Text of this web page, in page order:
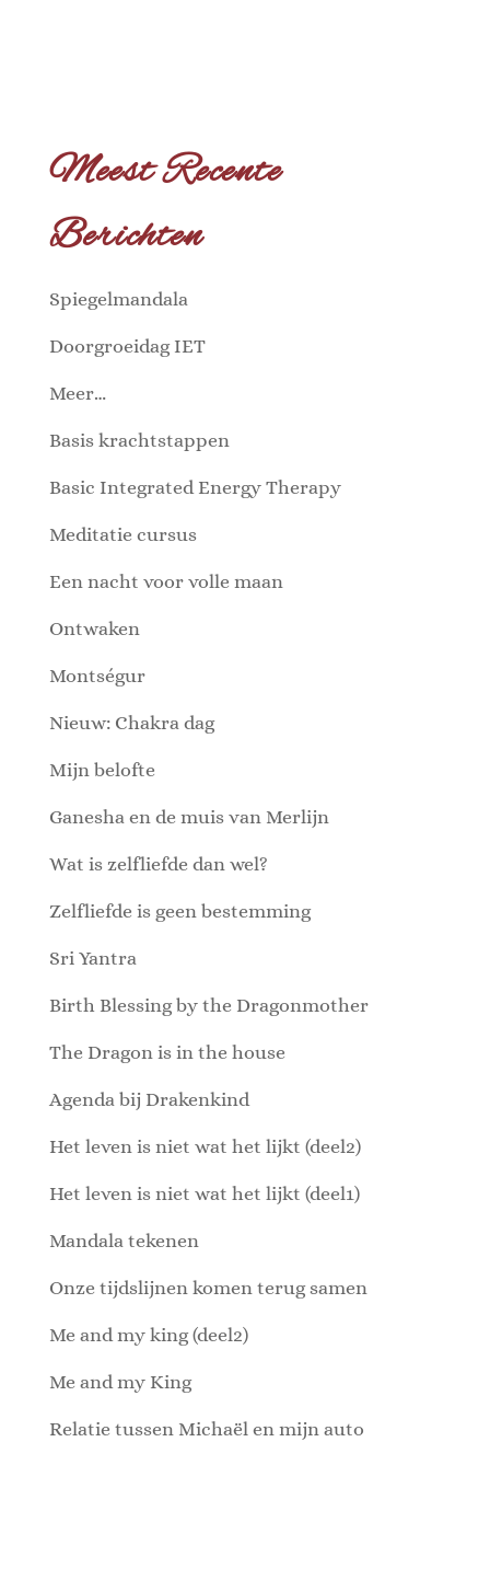
Meest Recente
Berichten
Spiegelmandala
Doorgroeidag IET
Meer…
Basis krachtstappen
Basic Integrated Energy Therapy
Meditatie cursus
Een nacht voor volle maan
Ontwaken
Montségur
Nieuw: Chakra dag
Mijn belofte
Ganesha en de muis van Merlijn
Wat is zelfliefde dan wel?
Zelfliefde is geen bestemming
Sri Yantra
Birth Blessing by the Dragonmother
The Dragon is in the house
Agenda bij Drakenkind
Het leven is niet wat het lijkt (deel2)
Het leven is niet wat het lijkt (deel1)
Mandala tekenen
Onze tijdslijnen komen terug samen
Me and my king (deel2)
Me and my King
Relatie tussen Michaël en mijn auto